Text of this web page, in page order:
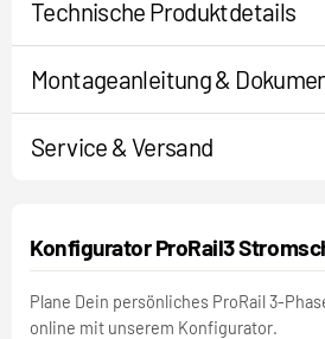
Technische Produktdetails
Montageanleitung &
Service & Versand
Konfigurator ProRail3
Plane Dein persönliches ProRail 3-
online mit unserem Konfigurator.